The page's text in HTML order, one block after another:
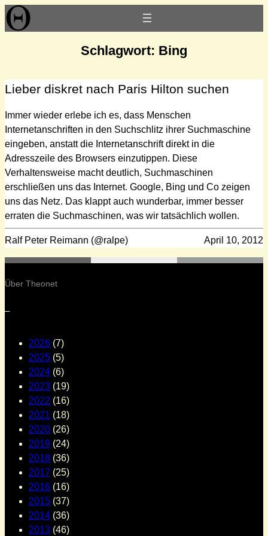
Zum
Inhalt
Schlagwort: Bing
Lieber diskret nach Paris Hilton suchen
Immer wieder erlebe ich es, dass Menschen
Internetanschriften in den Suchschlitz ihrer Suchmaschine
eingeben, anstatt die Internetanschrift direkt in die
Adresszeile des Browsers einzutippen. Diese
Verhaltensweise macht deutlich, Suchmaschinen
erschließen uns das Internet. Google, Bing und Co zeigen
uns das Netz. Das klappt auch wunderbar, immer besser
erraten die Suchmaschinen, was wir tatsächlich wollen.
Ralf Peter Reimann (@ralpe) April 10, 2012
Über Theonet
–
2026 (7)
2025 (5)
2024 (6)
2023 (19)
2022 (16)
2021 (18)
2020 (26)
2019 (24)
2018 (36)
2017 (25)
2016 (16)
2015 (37)
2014 (36)
2013 (46)